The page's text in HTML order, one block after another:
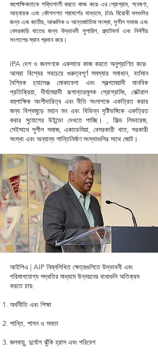
বহুপাক্ষিকতাকে শক্তিশালী করতে কাজ করে৷ এর প্রোগ্রাম, গবেষণা,
আহ্বায়ক এবং কৌশলগত পরামর্শের মাধ্যমে, IPA বিরোধী দলগুলির
জন্য এবং জাতীয়, আঞ্চলিক ও আন্তর্জাতিক সংস্থা, সুশীল সমাজ এবং
বেসরকারি খাতের জন্য উদ্ভাবনী সুপারিশ, প্ল্যাটফর্ম এবং নির্দলীয়
সংলাপের স্থান প্রদান করে।
IPA দেশ ও জনগণকে একসাথে কাজ করতে অনুপ্রাণিত করে৷
আমরা বিশ্বের সবচেয়ে গুরুত্বপূর্ণ সমস্যার সমাধান, বর্তমান
বৈশ্বিক চ্যালেঞ্জ মোকাবেলা এবং স্বল্পমেয়াদী মানবিক
প্রতিক্রিয়া, দীর্ঘমেয়াদী রূপান্তরমূলক প্রোগ্রামিং, সেক্টরাল
বহুপাক্ষিক অংশীদারিত্ব এবং নীতি সংলাপকে একত্রিত করার
জন্য বিশ্বজুড়ে মহান মন এবং বিভিন্ন দৃষ্টিভঙ্গিকে একত্রিত
করার সুযোগের উইন্ডো দেখতে পাচ্ছি। , ফিল্ড লিভারেজ,
সেইসাথে সুশীল সমাজ, একাডেমিয়া, বেসরকারী খাত, সরকারী
সংস্থা এবং অন্যান্য শান্তিনির্মাণ সংস্থাগুলির সাথে জোট।
আইপিএ | AIP নিম্নলিখিত ক্ষেত্রগুলিতে উদ্ভাবনী এবং
পরিমাপযোগ্য পদ্ধতির মাধ্যমে উন্নয়নের বাধাগুলি অতিক্রম
করতে চায়:
অর্থনীতি এবং শিক্ষা
শান্তি, শাসন ও সমতা
জলবায়ু, দুর্যোগ ঝুঁকি হ্রাস এবং পরিবেশ